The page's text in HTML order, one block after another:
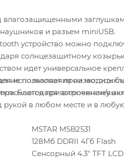
влагозащищенными
и разъем miniUSB.
можно подключить к
солнцезащитному
идет универсальное
позволяет производить
при включении/
скутерах квадроциклах и снегоходах также
Благодаря встроенному
путешествиях. Навигация под рукой в любом
MSTAR MSB2531
128Мб DDRII 4Гб Flash
Сенсорный 4.3" TFT LCD